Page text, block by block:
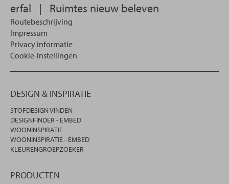
erfal | Ruimtes nieuw beleven
Routebeschrijving
Impressum
Privacy informatie
Cookie-instellingen
DESIGN & INSPIRATIE
STOFDESIGN VINDEN
DESIGNFINDER - EMBED
WOONINSPIRATIE
WOONINSPIRATIE - EMBED
KLEURENGROEPZOEKER
PRODUCTEN